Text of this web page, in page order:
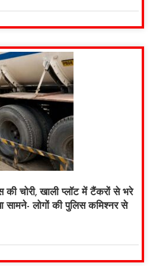
चोरी, खाली प्लॉट में टैंकरों से भरे
लोगों की पुलिस कमिश्नर से